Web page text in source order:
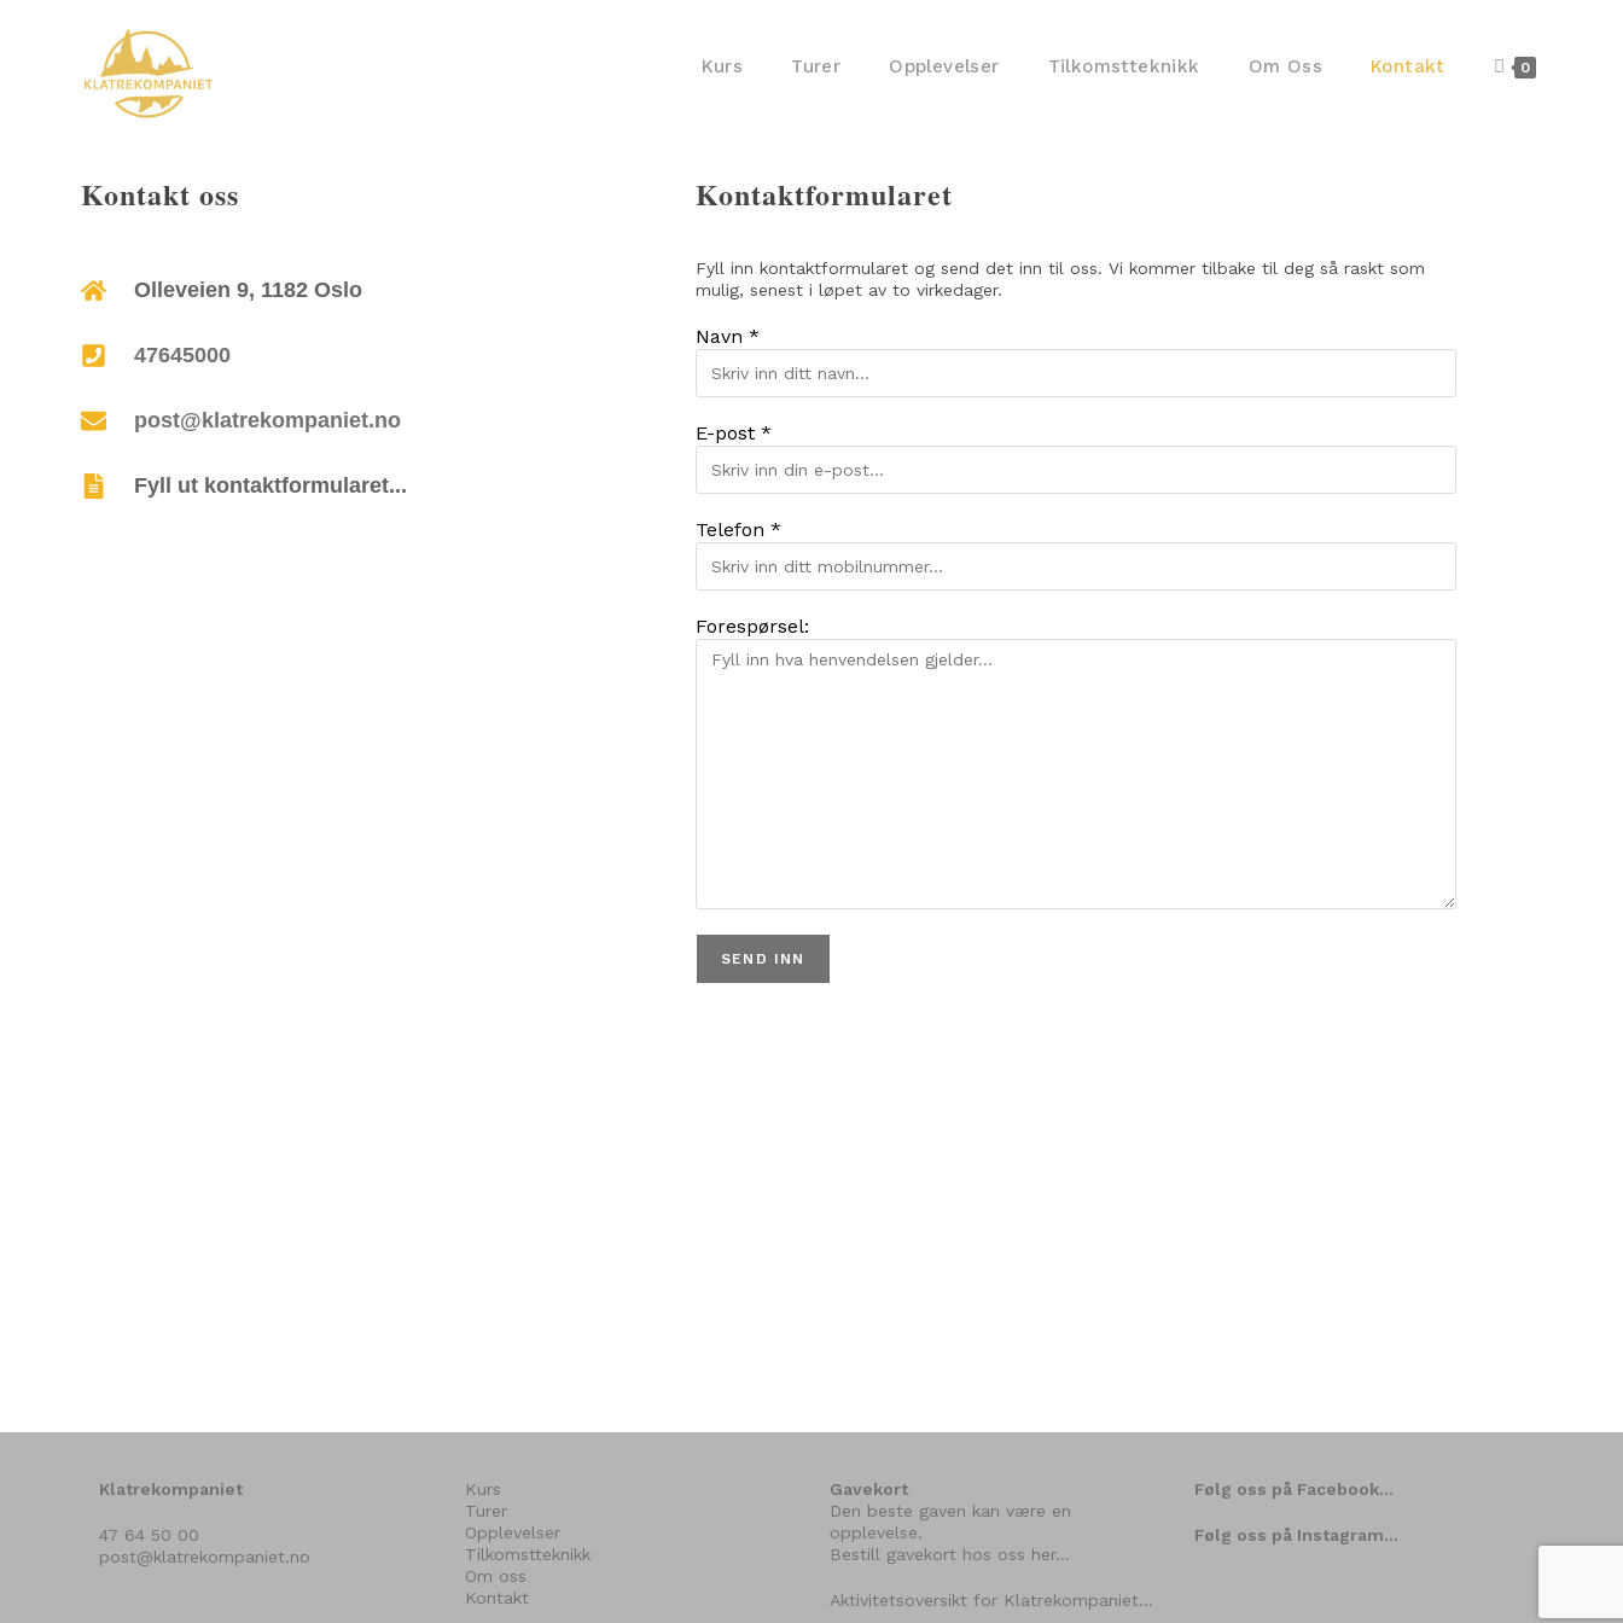
Kurs Turer Opplevelser Tilkomstteknikk Om Oss Kontakt 0
Kontakt oss
Olleveien 9, 1182 Oslo
47645000
post@klatrekompaniet.no
Fyll ut kontaktformularet...
Kontaktformularet
Fyll inn kontaktformularet og send det inn til oss. Vi kommer tilbake til deg så raskt som
mulig, senest i løpet av to virkedager.
Navn *
E-post *
Telefon *
Forespørsel:
Klatrekompaniet
47 64 50 00
post@klatrekompaniet.no
Kurs
Turer
Opplevelser
Tilkomstteknikk
Om oss
Kontakt
Gavekort
Den beste gaven kan være en
opplevelse.
Bestill gavekort hos oss her…
Aktivitetsoversikt for Klatrekompaniet…
Følg oss på Facebook…
Følg oss på Instagram…